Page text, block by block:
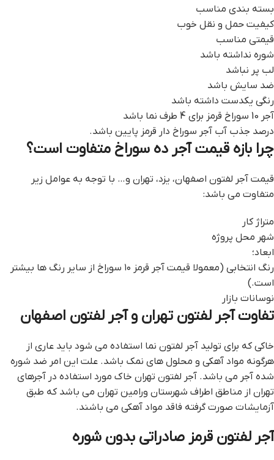
بسته بندی مناسب
کیفیت حمل و نقل خوب
قیمتی مناسب
شوره نداشته باشد
لب پر نباشد
ضد سایش باشد
رنگی یکدست داشته باشد
آجر 10 سوراخ قرمز برای 4 طرف نما باشد
درصد جذب آب آجر سوراخ دار قرمز پایین باشد.
چرا بازه قیمت آجر ده سوراخ متفاوت است؟
قیمت آجر لفتون اصفهان، یزد، تهران و… با توجه به عوامل زیر
متفاوت می باشد:
متراژ کار
شهر محل پروژه
ابعاد؛
رنگ انتخابی (معمولا قیمت آجر قرمز ۱۰ سوراخ از سایر رنگ ها بیشتر
است.)
نوسانات بازار
تفاوت آجر لفتون تهران و آجر لفتون اصفهان
خاکی که برای تولید آجر لفتون نما استفاده می شود باید عاری از
هرگونه مواد آهکی و محلول های نمک باشد. علت این امر ضد شوره
شده آجر می باشد. آجر لفتون تهران خاک مورد استفاده در آجرهای
تهران از مناطق اطراف شهرستان ورامین تهران می باشد که طبق
آزمایشات صورت گرفته فاقد مواد آهکی می باشند.
آجر لفتون قرمز صادراتی بدون شوره